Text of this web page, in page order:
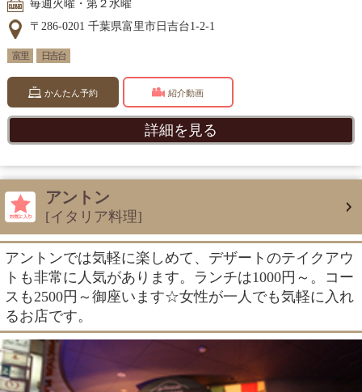
毎週火曜・第２水曜
〒286-0201 千葉県富里市日吉台1-2-1
富里 日吉台
かんたん予約 紹介動画
詳細を見る
アントン
[イタリア料理]
アントンでは気軽に楽しめて、デザートのテイクアウ
トも非常に人気があります。ランチは1000円～。コー
スも2500円～御座います☆女性が一人でも気軽に入れ
るお店です。